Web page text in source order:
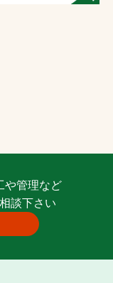
や管理など
談下さい